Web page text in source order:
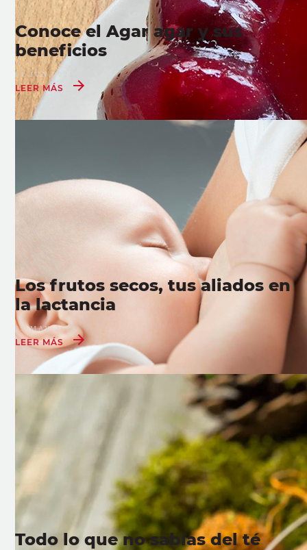
Conoce el Agar agar y sus
beneficios
01 JUN 2021
LEER MÁS
Los frutos secos, tus aliados en
la lactancia
09 MAY 2022
LEER MÁS
Todo lo que no sabías del té